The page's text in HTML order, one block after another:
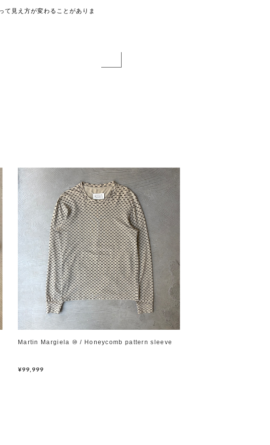
て見え方が変わることがありま
Martin Margiela ⑩ / Honeycomb pattern sleeve
¥99,999